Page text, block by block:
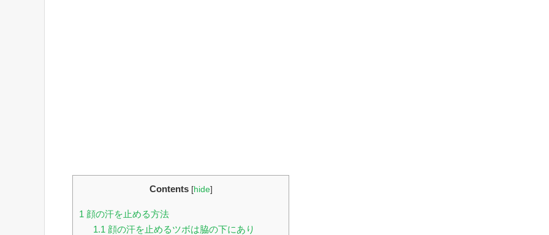
Contents [hide]
1 顔の汗を止める方法
1.1 顔の汗を止めるツボは脇の下にあり